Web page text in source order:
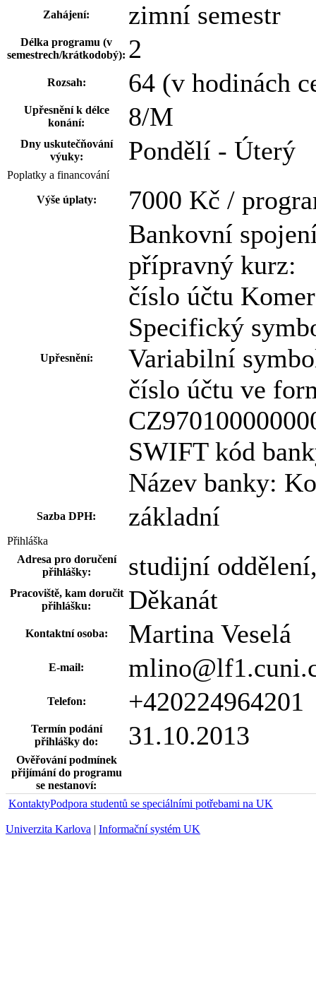
Zahájení: zimní semestr
Délka programu (v
semestrech/krátkodobý): 2
Rozsah: 64 (v hodinách
Upřesnění k délce
konání:
8/M
Dny uskutečňování
výuky:
Pondělí - Úterý
Poplatky a financování
Výše úplaty: 7000 Kč /
Upřesnění:
Bankovní
přípravný kurz:
číslo účtu
Specifický
Variabilní
číslo účtu ve
SWIFT kód
Název banky:
Sazba DPH: základní
Přihláška
Adresa pro doručení
přihlášky:
studijní
Pracoviště, kam doručit
přihlášku:
Děkanát
Kontaktní osoba: Martina Veselá
E-mail:
Telefon: +420224964201
Termín podání
přihlášky do:
31.10.2013
Ověřování podmínek
přijímání do programu
se nestanoví:
KontaktyPodpora studentů se speciálními potřebami na UK
Univerzita Karlova | Informační systém UK